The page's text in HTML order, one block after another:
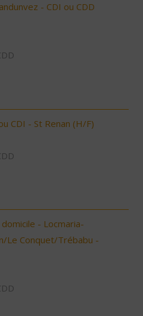
- CDI ou CDD
CDI - St Renan (H/F)
- Locmaria-
Le Conquet/Trébabu -